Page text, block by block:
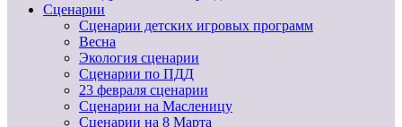
Сценарии
Сценарии детских игровых программ
Весна
Экология сценарии
Сценарии по ПДД
23 февраля сценарии
Сценарии на Масленицу
Сценарии на 8 Марта